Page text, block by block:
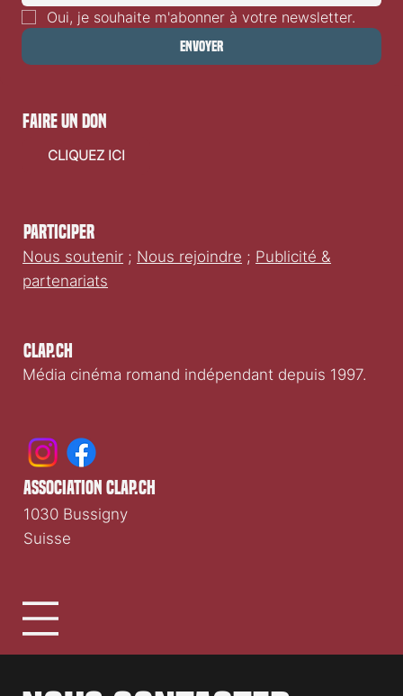
Oui, je souhaite m'abonner à votre newsletter.
Envoyer
Clap.ch
Média cinéma romand indépendant depuis 1997.
Participer
Nous soutenir ; Nous rejoindre ; Publicité &
partenariats
faire un don
CLIQUEZ ICI
association clap.ch
1030 Bussigny
Suisse